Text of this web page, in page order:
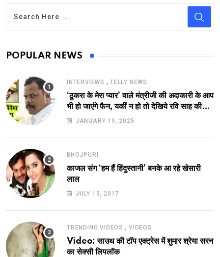
POPULAR NEWS
INTERVIEWS , TELLY NEWS
‘ठुकरा के मेरा प्यार’ वाले मंत्रीजी की अदाकारी के आप
भी हो जाएंगे फैन, यकीं न हो तो देखिये रवि साह की
दमदार भूमिका
JANUARY 19, 2025
BHOJPURI
काजल संग ‘हम हैं हिंदुस्तानी’ बनके आ रहे खेसारी
लाल
JULY 13, 2017
TRENDING VIDEOS , VIDEOS
Video: साउथ की टॉप एक्ट्रेस में शुमार श्रेया सरन
का सेक्सी लिपलॉक